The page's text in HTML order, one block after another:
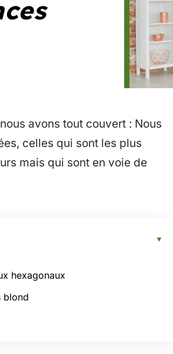
avons tout couvert : Nous
celles qui sont les plus
mais qui sont en voie de
hexagonaux
blond